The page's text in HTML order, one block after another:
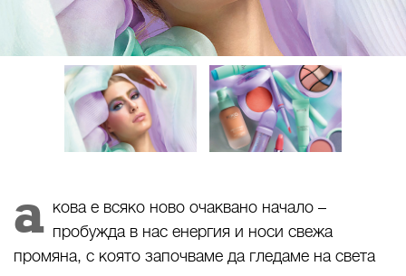
а кова е всяко ново очаквано начало –
пробужда в нас енергия и носи свежа
промяна, с която започваме да гледаме на света